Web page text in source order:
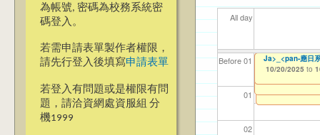
為帳號, 密碼為校務系統密
碼登入。
若需申請表單製作者權限，
請先行登入後填寫申請表單
若登入有問題或是權限有問
題，請洽資網處資服組 分
機1999
All day
Before 01
01
02
【資網處】
整合系統～表單
【財務處】工讀
11/12/2021 to
【財務處】漏打
錄
114學年度前程
表(服務學習教師
114
02/
114
03/
【學
07/
114
09/
商品
11/
教務
11/
114
02/
【財
08/
【教學暨學習資
步教師教學研
銘傳大學永續發
10/15/2025 to
ja>_<pan應日系
10/16/2025 to
Ja>_<pan-應日
10/20/2025 to